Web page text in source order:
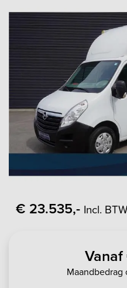
€ 23.535,- Incl.
Maandbedrag